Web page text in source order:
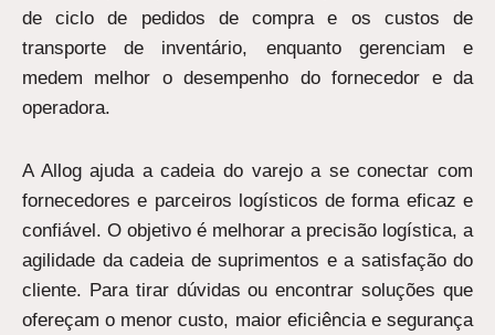
de ciclo de pedidos de compra e os custos de
transporte de inventário, enquanto gerenciam e
medem melhor o desempenho do fornecedor e da
operadora.
A Allog ajuda a cadeia do varejo a se conectar com
fornecedores e parceiros logísticos de forma eficaz e
confiável. O objetivo é melhorar a precisão logística, a
agilidade da cadeia de suprimentos e a satisfação do
cliente. Para tirar dúvidas ou encontrar soluções que
ofereçam o menor custo, maior eficiência e segurança